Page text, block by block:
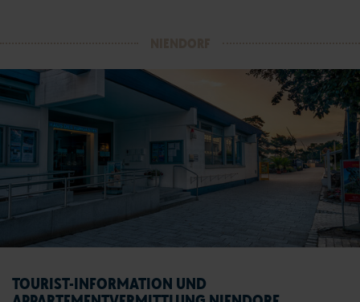
TOURIST-INFORMATION UND